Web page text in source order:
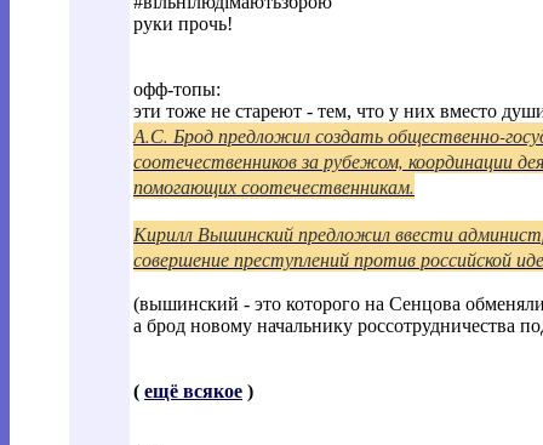
руки прочь!
офф-топы:
эти тоже не стареют - тем, что у них вместо
А.С. Брод предложил создать общественно-
соотечественников за рубежом, координации
помогающих соотечественникам.
Кирилл Вышинский предложил ввести
совершение преступлений против российской
(вышинский - это которого на Сенцова
а брод новому начальнику россотрудничества
( ещё всякое )